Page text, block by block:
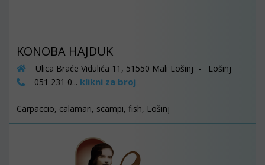
KONOBA HAJDUK
Ulica Braće Vidulića 11, 51550 Mali Lošinj - Lošinj
051 231 0... klikni za broj
Carpaccio, calamari, scampi, fish, Lošinj